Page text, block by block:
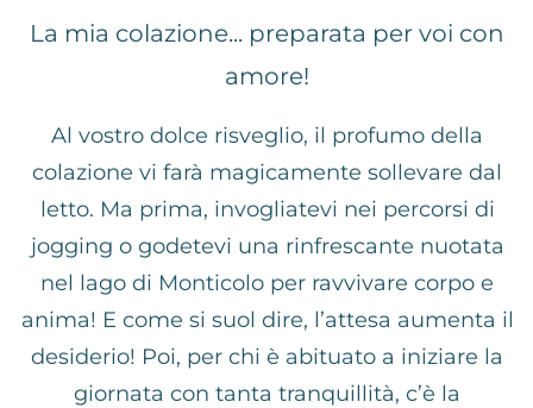
La mia colazione... preparata per voi con
amore!
Al vostro dolce risveglio, il profumo della
colazione vi farà magicamente sollevare dal
letto. Ma prima, invogliatevi nei percorsi di
jogging o godetevi una rinfrescante nuotata
nel lago di Monticolo per ravvivare corpo e
anima! E come si suol dire, l’attesa aumenta il
desiderio! Poi, per chi è abituato a iniziare la
giornata con tanta tranquillità, c’è la